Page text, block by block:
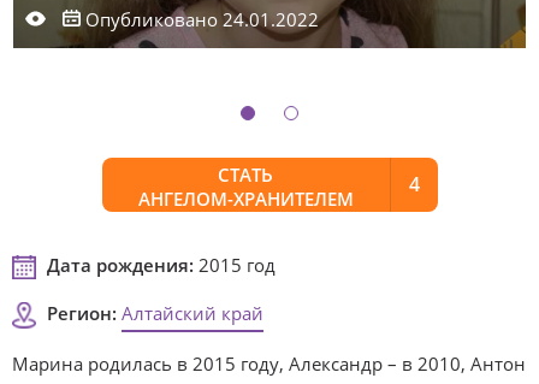
Опубликовано 24.01.2022
СТАТЬ
АНГЕЛОМ-ХРАНИТЕЛЕМ
4
Дата рождения: 2015 год
Регион: Алтайский край
Марина родилась в 2015 году, Александр – в 2010, Антон